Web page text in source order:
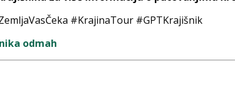
#KrajinaTour #GPTKrajišnik
odmah